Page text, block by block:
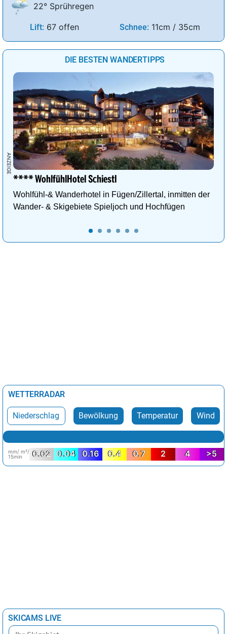
22° Sprühregen
Lift: 67 offen Schnee: 11cm / 35cm
DIE BESTEN WANDERTIPPS
**** WohlfühlHotel Schiestl
Wohlfühl-& Wanderhotel in Fügen/Zillertal, inmitten der
Wander- & Skigebiete Spieljoch und Hochfügen
WETTERRADAR
Niederschlag Bewölkung Temperatur Wind
mm/ m²/
15min
0.02 0.04 0.16 0.4 0.7 2 4 >5
SKICAMS LIVE